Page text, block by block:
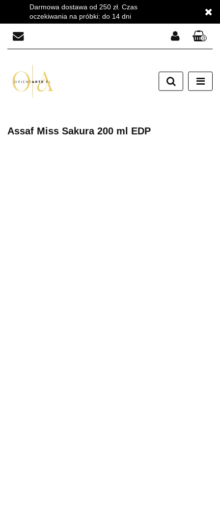
Darmowa dostawa od 250 zł. Czas
oczekiwania na próbki: do 14 dni
Zarejestruj się
Dodaj zgłoszenie
0
Assaf Miss Sakura 200 ml EDP